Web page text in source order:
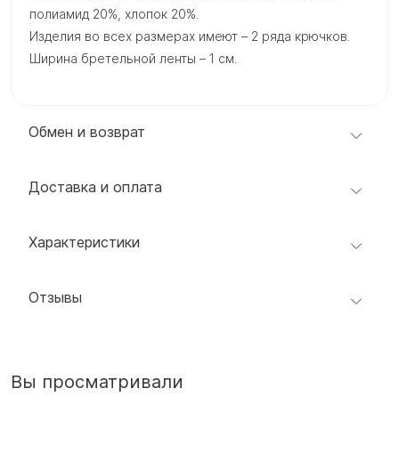
полиамид 20%, хлопок 20%.
Изделия во всех размерах имеют – 2 ряда крючков.
Ширина бретельной ленты – 1 см.
Обмен и возврат
Доставка и оплата
Характеристики
Отзывы
Вы просматривали